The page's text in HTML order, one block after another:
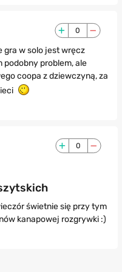
0
gra w solo jest wręcz
podobny problem, ale
coopa z dziewczyną, za
0
świetnie się przy tym
kanapowej rozgrywki :)